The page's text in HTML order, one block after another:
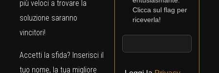
più veloci a trovare la
soluzione saranno
vincitori!
Accetti la sfida? Inserisci il
tuo nome, la tua migliore
Clicca sul flag per
riceverla!